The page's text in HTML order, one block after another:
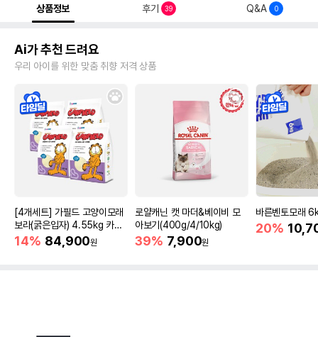
상품정보 후기 39 Q&A 0
Ai가 추천 드려요
우리 아이를 위한 맞춤 취향 저격 상품
[4개세트] 가필드 고양이모래
보라(굵은입자) 4.55kg 카사
바모래
14% 84,900원
로얄캐닌 캣 마더&베이비 모
아보기(400g/4/10kg)
39% 7,900원
바른벤토모래
20%